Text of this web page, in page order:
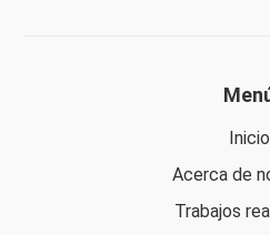
Inicio
Acerca de
Trabajos